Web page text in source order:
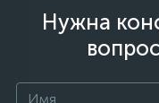
Нужна